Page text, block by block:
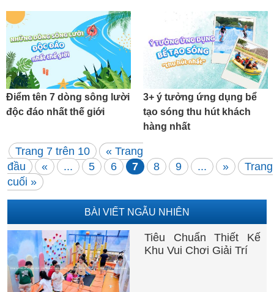
Điểm tên 7 dòng sông lười
độc đáo nhất thế giới
3+ ý tưởng ứng dụng bể
tạo sóng thu hút khách
hàng nhất
Trang 7 trên 10
« Trang
đầu
« ... 5 6 7 8 9 ... »
Trang
cuối »
BÀI VIẾT NGẪU NHIÊN
Tiêu Chuẩn Thiết Kế
Khu Vui Chơi Giải Trí